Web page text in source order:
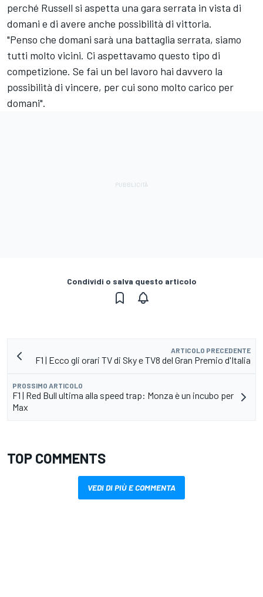
perché Russell si aspetta una gara serrata in vista di
domani e di avere anche possibilità di vittoria.
"Penso che domani sarà una battaglia serrata, siamo
tutti molto vicini. Ci aspettavamo questo tipo di
competizione. Se fai un bel lavoro hai davvero la
possibilità di vincere, per cui sono molto carico per
domani".
Condividi o salva questo articolo
ARTICOLO PRECEDENTE
F1 | Ecco gli orari TV di Sky e TV8 del Gran Premio d'Italia
PROSSIMO ARTICOLO
F1 | Red Bull ultima alla speed trap: Monza è un incubo per
Max
TOP COMMENTS
VEDI DI PIÙ E COMMENTA